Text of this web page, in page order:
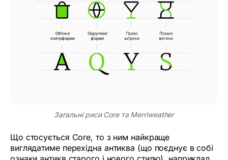
Загальні риси Core та Merriweather
Що стосується Core, то з ним найкраще
виглядатиме перехідна антиква (що поєднує в собі